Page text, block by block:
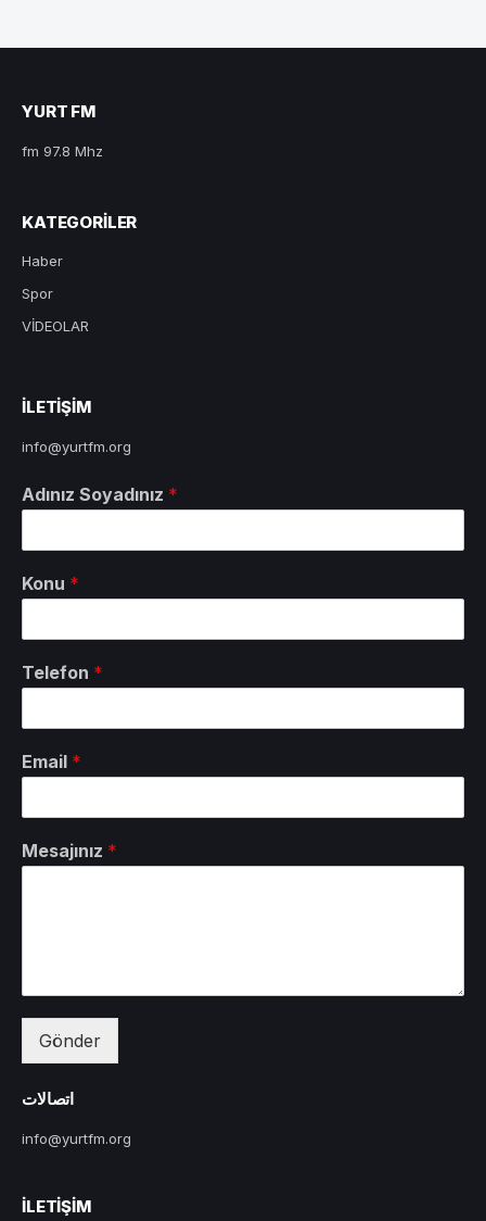
YURT FM
fm 97.8 Mhz
KATEGORILER
Haber
Spor
VİDEOLAR
ILETIŞIM
info@yurtfm.org
Adınız Soyadınız *
Konu *
Telefon *
Email *
Mesajınız *
Gönder
اتصالات
info@yurtfm.org
İLETIŞIM